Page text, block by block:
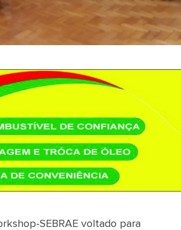
SEBRAE voltado para